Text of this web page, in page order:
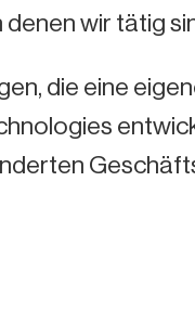
wir tätig
die eine